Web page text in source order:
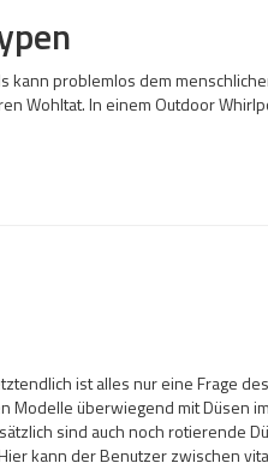
problemlos dem
Wohltat. In einem Outdoor
ist alles nur eine Frage
überwiegend mit Düsen
sind auch noch rotierende
kann der Benutzer zwischen